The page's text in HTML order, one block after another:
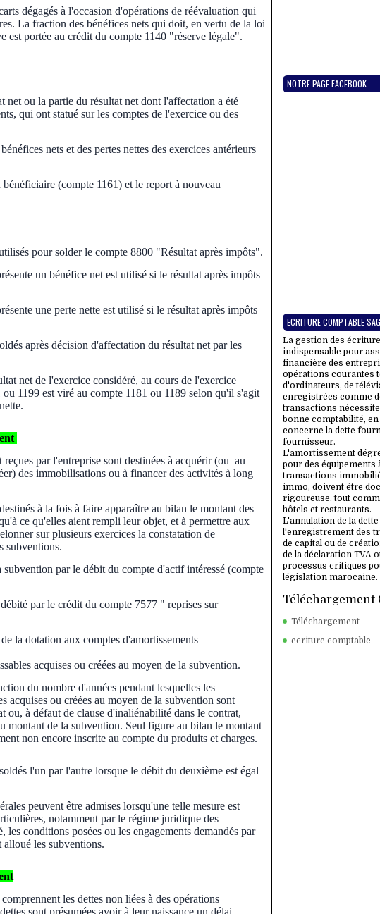
dégagés à l'occasion d'opérations de réévaluation qui
La fraction des bénéfices nets qui doit, en vertu de la loi
est portée au crédit du compte 1140 "réserve légale".
net ou la partie du résultat net dont l'affectation a été
qui ont statué sur les comptes de l'exercice ou des
nets et des pertes nettes des exercices antérieurs
(compte 1161) et le report à nouveau
pour solder le compte 8800 "Résultat après impôts".
un bénéfice net est utilisé si le résultat après impôts
une perte nette est utilisé si le résultat après impôts
après décision d'affectation du résultat net par les
net de l'exercice considéré, au cours de l'exercice
1199 est viré au compte 1181 ou 1189 selon qu'il s'agit
par l'entreprise sont destinées à acquérir (ou au
des immobilisations ou à financer des activités à long
à la fois à faire apparaître au bilan le montant des
ce qu'elles aient rempli leur objet, et à permettre aux
sur plusieurs exercices la constatation de
subventions.
subvention par le débit du compte d'actif intéressé (compte
par le crédit du compte 7577 " reprises sur
la dotation aux comptes d'amortissements
acquises ou créées au moyen de la subvention.
du nombre d'années pendant lesquelles les
acquises ou créées au moyen de la subvention sont
ou, à défaut de clause d'inaliénabilité dans le contrat,
montant de la subvention. Seul figure au bilan le montant
non encore inscrite au compte du produits et charges.
l'un par l'autre lorsque le débit du deuxième est égal
peuvent être admises lorsqu'une telle mesure est
notamment par le régime juridique des
les conditions posées ou les engagements demandés par
alloué les subventions.
les dettes non liées à des opérations
NOTRE PAGE FACEBOOK
ECRITURE COMPTABLE
La gestion des
indispensable pour
financière des
opérations courantes
d'ordinateurs, de
enregistrées comme
transactions
bonne comptabilité,
concerne la dette
fournisseur.
L'amortissement
pour des équipements
transactions
immo, doivent être
rigoureuse, tout
hôtels et restaurants.
L'annulation de la
l'enregistrement des
de capital ou de
de la déclaration TVA
processus critiques
législation marocaine.
Téléchargement
Téléchargement
ecriture comptable